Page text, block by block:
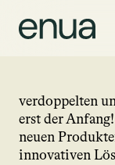
enua Pharma
verdoppelten
erst der
neuen
innovativen